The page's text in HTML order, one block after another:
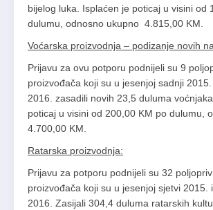
bijelog luka. Isplaćen je poticaj u visini od
dulumu, odnosno ukupno 4.815,00 KM.
Voćarska proizvodnja – podizanje novih
Prijavu za ovu potporu podnijeli su 9
proizvođača koji su u jesenjoj sadnji
2016. zasadili novih 23,5 duluma
poticaj u visini od 200,00 KM po dulumu,
4.700,00 KM.
Ratarska proizvodnja:
Prijavu za potporu podnijeli su 32
proizvođača koji su u jesenjoj sjetvi 2015.
2016. Zasijali 304,4 duluma ratarskih